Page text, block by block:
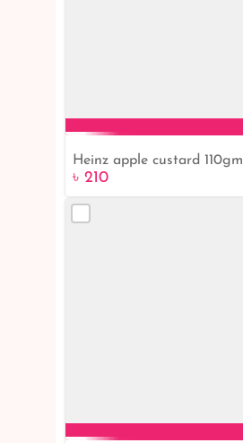
Heinz apple custard 110gm
৳ 210